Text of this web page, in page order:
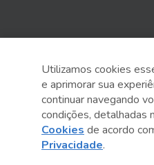
Serviço Social do Comércio
Administração Regional no
Sesc São Paulo por aí:
Utilizamos cookies
e aprimorar sua
continuar navegando
condições, detalhadas
Cookies de acordo
Privacidade.